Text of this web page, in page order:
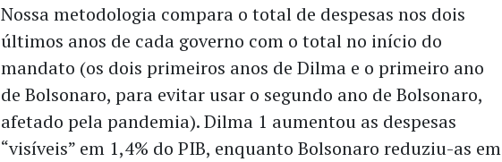
Nossa metodologia compara o total de despesas nos dois
últimos anos de cada governo com o total no início do
mandato (os dois primeiros anos de Dilma e o primeiro ano
de Bolsonaro, para evitar usar o segundo ano de Bolsonaro,
afetado pela pandemia). Dilma 1 aumentou as despesas
“visíveis” em 1,4% do PIB, enquanto Bolsonaro reduziu-as em